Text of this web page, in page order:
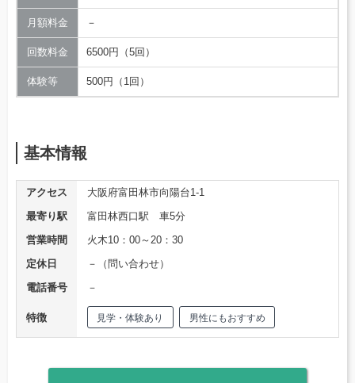
月額料金 －
回数料金 6500円（5回）
体験等 500円（1回）
基本情報
アクセス
大阪府富田林市向陽台1-1
最寄り駅
富田林西口駅 車5分
営業時間
火木10：00～20：30
定休日
－（問い合わせ）
電話番号
－
特徴 見学・体験あり 男性にもおすすめ